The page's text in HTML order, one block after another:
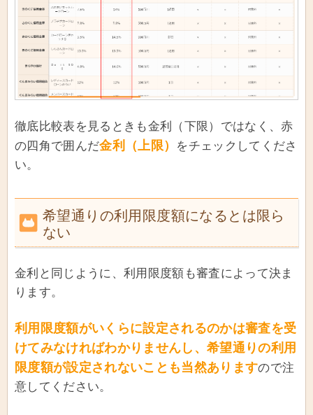
徹底比較表を見るときも金利（下限）ではなく、赤
の四角で囲んだ金利（上限）
をチェックしてくださ
い。
希望通りの利用限度額になるとは限ら
ない
金利と同じように、利用限度額も審査によって決ま
ります。
利用限度額がいくらに設定されるのかは審査を受
けてみなければわかりませんし、希望通りの利用
限度額が設定されないことも当然ありますので注
意してください。